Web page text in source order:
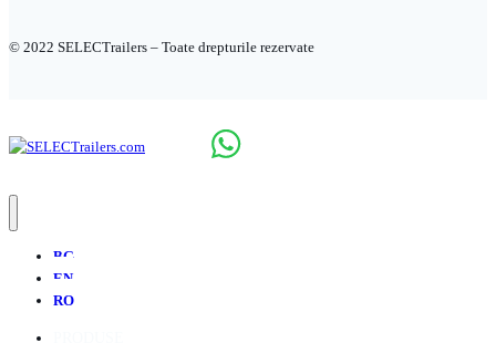
© 2022 SELECTrailers – Toate drepturile rezervate
BG
EN
RO